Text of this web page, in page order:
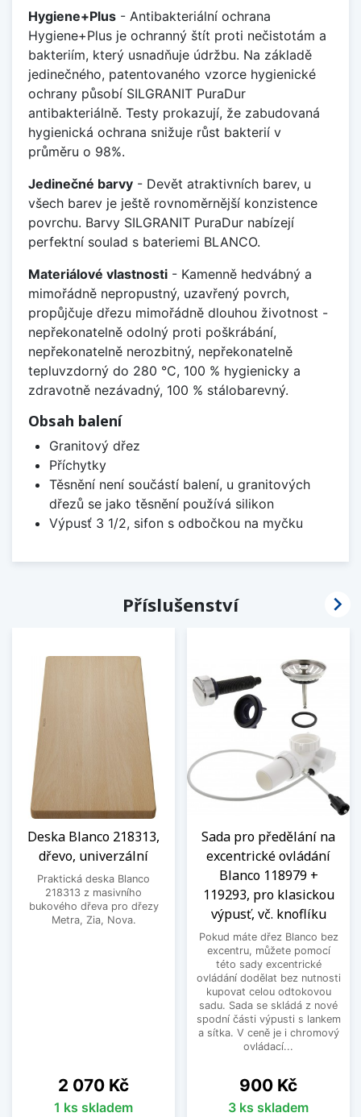
Hygiene+Plus - Antibakteriální ochrana
Hygiene+Plus je ochranný štít proti nečistotám a
bakteriím, který usnadňuje údržbu. Na základě
jedinečného, patentovaného vzorce hygienické
ochrany působí SILGRANIT PuraDur
antibakteriálně. Testy prokazují, že zabudovaná
hygienická ochrana snižuje růst bakterií v
průměru o 98%.
Jedinečné barvy - Devět atraktivních barev, u
všech barev je ještě rovnoměrnější konzistence
povrchu. Barvy SILGRANIT PuraDur nabízejí
perfektní soulad s bateriemi BLANCO.
Materiálové vlastnosti - Kamenně hedvábný a
mimořádně nepropustný, uzavřený povrch,
propůjčuje dřezu mimořádně dlouhou životnost -
nepřekonatelně odolný proti poškrábání,
nepřekonatelně nerozbitný, nepřekonatelně
tepluvzdorný do 280 °C, 100 % hygienicky a
zdravotně nezávadný, 100 % stálobarevný.
Obsah balení
Granitový dřez
Příchytky
Těsnění není součástí balení, u granitových
dřezů se jako těsnění používá silikon
Výpusť 3 1/2, sifon s odbočkou na myčku
Příslušenství
Deska Blanco 218313,
dřevo, univerzální
Praktická deska Blanco
218313 z masivního
bukového dřeva pro dřezy
Metra, Zia, Nova.
Cena
2 070 Kč
1 ks skladem
Sada pro předělání na
excentrické ovládání
Blanco 118979 +
119293, pro klasickou
výpusť, vč. knoflíku
Pokud máte dřez Blanco bez
excentru, můžete pomocí
této sady excentrické
ovládání dodělat bez nutnosti
kupovat celou odtokovou
sadu. Sada se skládá z nové
spodní části výpusti s lankem
a sítka. V ceně je i chromový
ovládací...
Cena
900 Kč
3 ks skladem
